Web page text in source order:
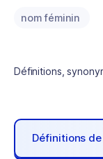
nom féminin
Définitions,
Définitions de